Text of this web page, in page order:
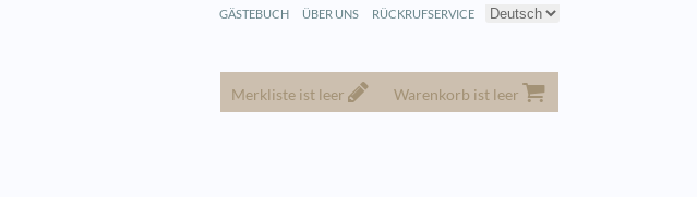
RÜCKRUFSERVICE
ÜBER UNS
GÄSTEBUCH
Merkliste ist leer Warenkorb ist leer